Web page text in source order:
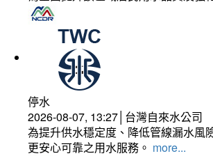
停水
2026-08-07, 13:27│台灣自來水公司
為提升供水穩定度、降低管線漏水風
更安心可靠之用水服務。 more...